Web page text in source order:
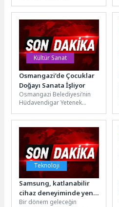
Birliği’nin desteklediği
CLIMAAX-MUHIR Projesi
kapanış toplantısı
düzenlendi. Antalya
Büyükşehir...
Kültür Sanat
Osmangazi’de Çocuklar
Doğayı Sanata İşliyor
Osmangazi Belediyesi’nin
Hüdavendigar Yetenek
Sanatları Atölyesi”,
çocukların doğadan
toplanan materyalleri sanat
eserine...
Teknoloji
Samsung, katlanabilir
cihaz deneyiminde yeni
dönemin sinyallerini
Bir dönem geleceğin